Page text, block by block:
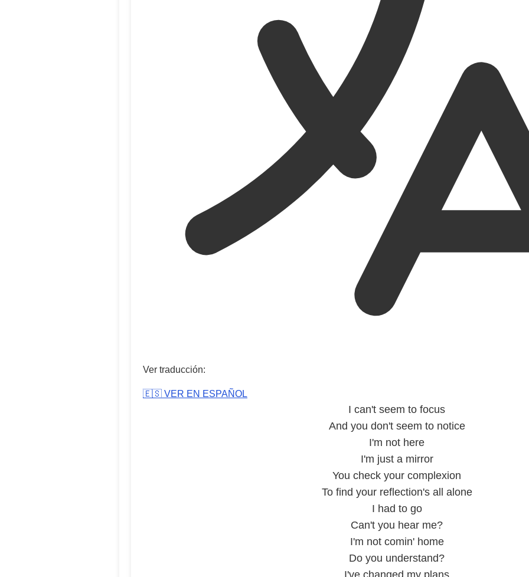
Ver traducción:
🇪🇸 VER EN ESPAÑOL
I can't seem to focus
And you don't seem to notice
I'm not here
I'm just a mirror
You check your complexion
To find your reflection's all alone
I had to go
Can't you hear me?
I'm not comin' home
Do you understand?
I've changed my plans